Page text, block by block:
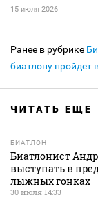
15 июля 2026
Ранее в рубрике
биатлону пройдет
ЧИТАТЬ ЕЩЕ
БИАТЛОН
Биатлонист
выступать в
лыжных гонках
30 июля 14:33